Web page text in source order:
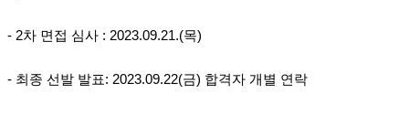
- 2차 면접 심사 : 2023.09.21.(목)
- 최종 선발 발표: 2023.09.22(금) 합격자 개별 연락